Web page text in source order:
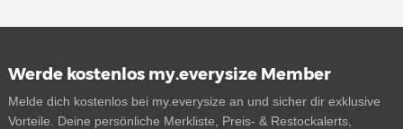
Werde kostenlos my.everysize Member
Melde dich kostenlos bei my.everysize an und sicher dir exklusive
Vorteile. Deine persönliche Merkliste, Preis- & Restockalerts,